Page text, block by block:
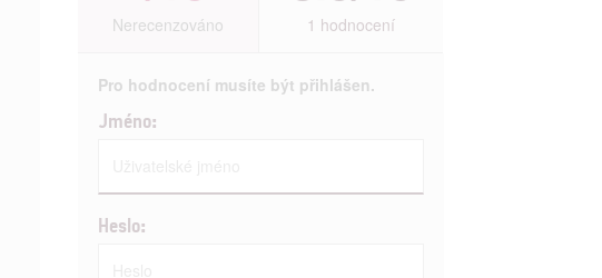
Nerecenzováno 1 hodnocení
Pro hodnocení musíte být přihlášen.
Jméno:
Heslo: